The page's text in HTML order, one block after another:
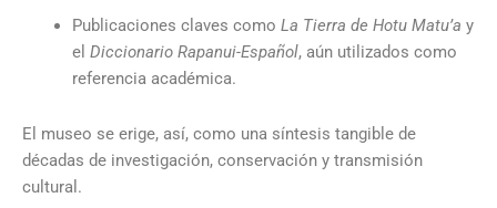
Publicaciones claves como La Tierra de Hotu Matu’a y
el Diccionario Rapanui-Español, aún utilizados como
referencia académica.
El museo se erige, así, como una síntesis tangible de
décadas de investigación, conservación y transmisión
cultural.